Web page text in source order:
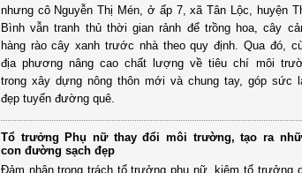
nhưng cô Nguyễn Thị Mén, ở ấp 7, xã Tân Lộc, huyện
Bình vẫn tranh thủ thời gian rảnh để trồng hoa, cây
hàng rào cây xanh trước nhà theo quy định. Qua đó,
địa phương nâng cao chất lượng về tiêu chí môi
trong xây dựng nông thôn mới và chung tay, góp sức
đẹp tuyến đường quê.
Tổ trưởng Phụ nữ thay đổi môi trường, tạo ra
con đường sạch đẹp
Đảm nhận trọng trách tổ trưởng phụ nữ, kiêm tổ trưởng